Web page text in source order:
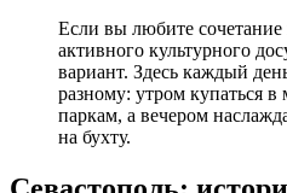
Если вы любите
активного культурного
вариант. Здесь каждый
разному: утром купаться в
паркам, а вечером
на бухту.